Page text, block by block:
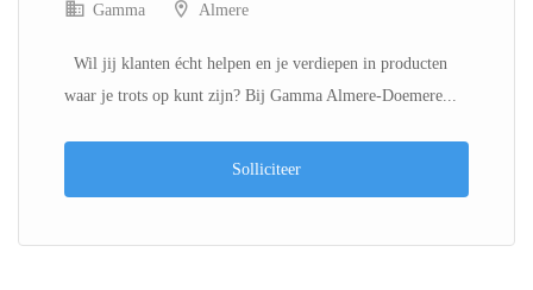
Gamma Almere
Wil jij klanten écht helpen en je verdiepen in producten
waar je trots op kunt zijn? Bij Gamma Almere-Doemere...
Solliciteer